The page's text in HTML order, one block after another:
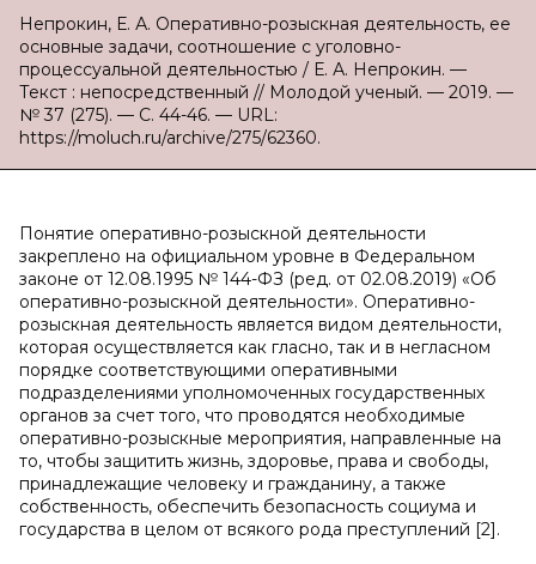
Непрокин, Е. А. Оперативно-розыскная деятельность, ее
основные задачи, соотношение с уголовно-
процессуальной деятельностью / Е. А. Непрокин. —
Текст : непосредственный // Молодой ученый. — 2019. —
№ 37 (275). — С. 44-46. — URL:
https://moluch.ru/archive/275/62360.
Понятие оперативно-розыскной деятельности
закреплено на официальном уровне в Федеральном
законе от 12.08.1995 № 144-ФЗ (ред. от 02.08.2019) «Об
оперативно-розыскной деятельности». Оперативно-
розыскная деятельность является видом деятельности,
которая осуществляется как гласно, так и в негласном
порядке соответствующими оперативными
подразделениями уполномоченных государственных
органов за счет того, что проводятся необходимые
оперативно-розыскные мероприятия, направленные на
то, чтобы защитить жизнь, здоровье, права и свободы,
принадлежащие человеку и гражданину, а также
собственность, обеспечить безопасность социума и
государства в целом от всякого рода преступлений [2].